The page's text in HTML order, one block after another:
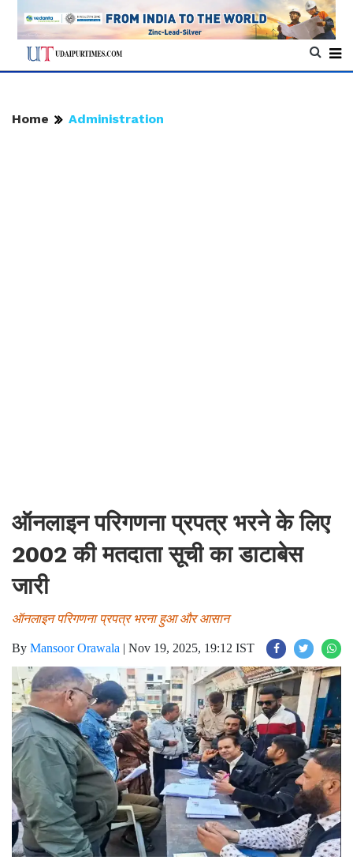
Home Administration
ऑनलाइन परिगणना प्रपत्र भरने के लिए
2002 की मतदाता सूची का डाटाबेस
जारी
ऑनलाइन परिगणना प्रपत्र भरना हुआ और आसान
By Mansoor Orawala | Nov 19, 2025, 19:12 IST